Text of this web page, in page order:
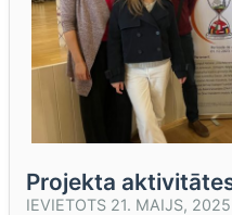
Projekta
IEVIETOTS 21. MAIJS,